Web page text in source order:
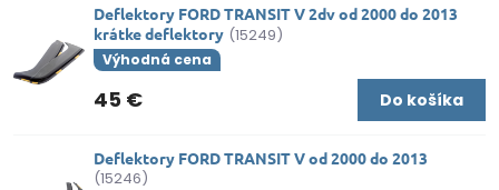
Deflektory FORD TRANSIT V 2dv od 2000 do 2013
krátke deflektory (15249)
Výhodná cena
45 € Do košíka
Deflektory FORD TRANSIT V od 2000 do 2013
(15246)